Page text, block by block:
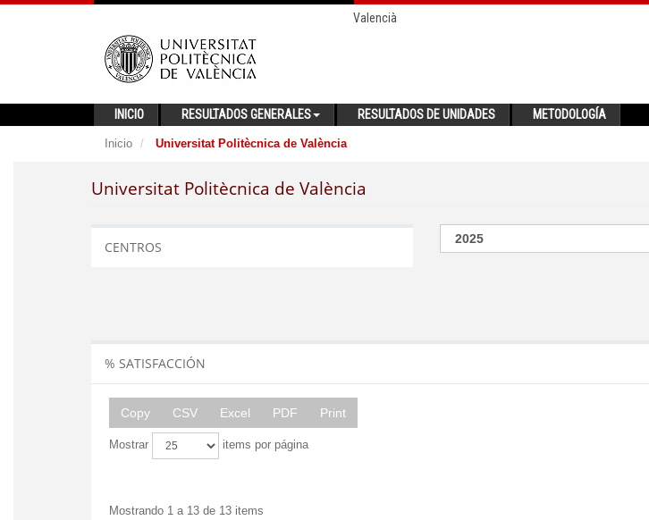
Valencià
INICIO RESULTADOS GENERALES RESULTADOS DE UNIDADES METODOLOGÍA
Inicio Universitat Politècnica de València
Universitat Politècnica de València
CENTROS
% SATISFACCIÓN
Copy CSV Excel PDF Print
Mostrar items por página
Mostrando 1 a 13 de 13 items